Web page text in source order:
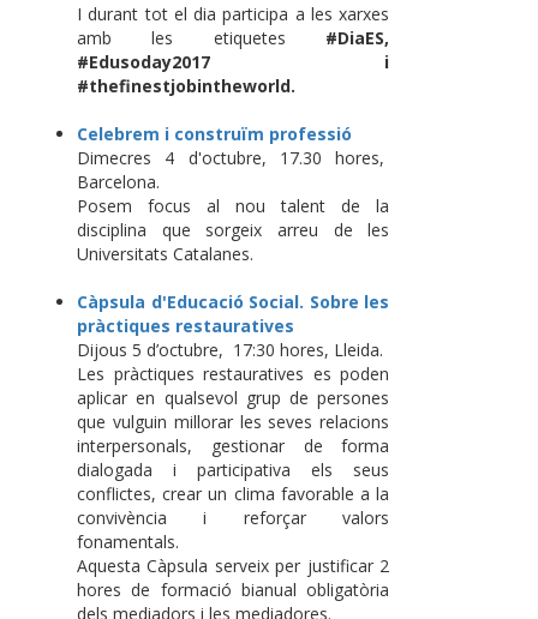
I durant tot el dia participa a les xarxes
amb les etiquetes #DiaES,
#Edusoday2017 i
#thefinestjobintheworld.
Celebrem i construïm professió
Dimecres 4 d'octubre, 17.30 hores,
Barcelona.
Posem focus al nou talent de la
disciplina que sorgeix arreu de les
Universitats Catalanes.
Càpsula d'Educació Social. Sobre les
pràctiques restauratives
Dijous 5 d’octubre, 17:30 hores, Lleida.
Les pràctiques restauratives es poden
aplicar en qualsevol grup de persones
que vulguin millorar les seves relacions
interpersonals, gestionar de forma
dialogada i participativa els seus
conflictes, crear un clima favorable a la
convivència i reforçar valors
fonamentals.
Aquesta Càpsula serveix per justificar 2
hores de formació bianual obligatòria
dels mediadors i les mediadores.